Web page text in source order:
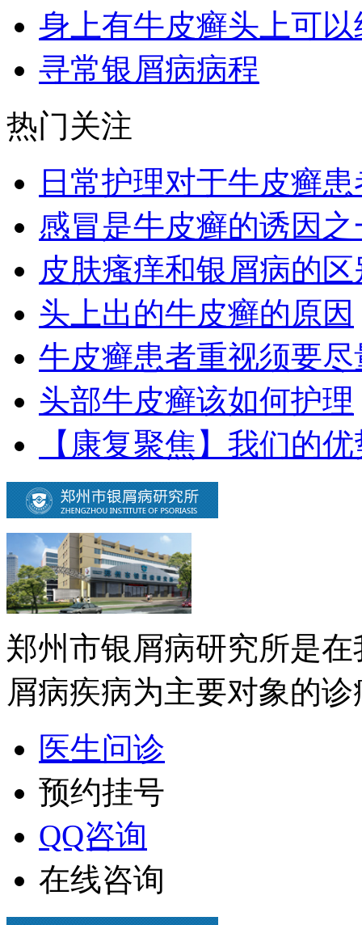
身上有牛皮癣头上可
寻常银屑病病程
热门关注
日常护理对于牛皮癣
感冒是牛皮癣的诱因之
皮肤瘙痒和银屑病的区
头上出的牛皮癣的原因
牛皮癣患者重视须要
头部牛皮癣该如何护理
【康复聚焦】我们的
郑州市银屑病研究所是
屑病疾病为主要对象的
医生问诊
预约挂号
QQ咨询
在线咨询